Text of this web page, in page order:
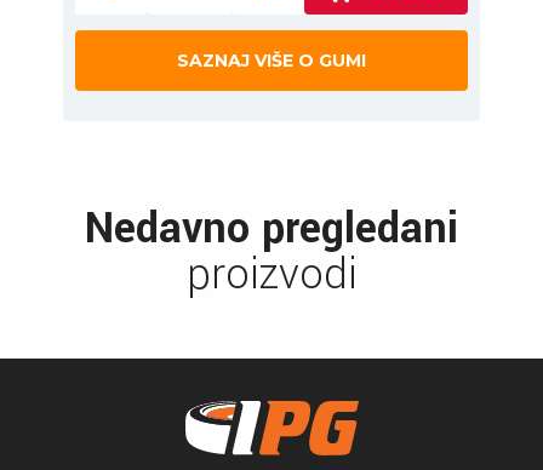
SAZNAJ VIŠE O GUMI
Nedavno pregledani
proizvodi